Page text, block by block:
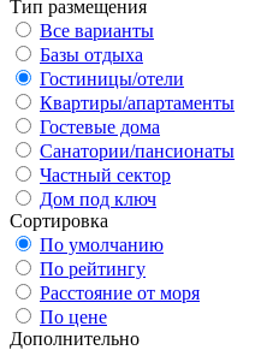
Тип размещения
Все варианты
Базы отдыха
Гостиницы/отели
Квартиры/апартаменты
Гостевые дома
Санатории/пансионаты
Частный сектор
Дом под ключ
Сортировка
По умолчанию
По рейтингу
Расстояние от моря
По цене
Дополнительно